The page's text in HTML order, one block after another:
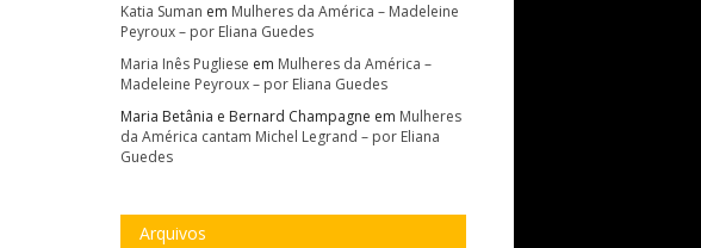
Katia Suman em Mulheres da América – Madeleine
Peyroux – por Eliana Guedes
Maria Inês Pugliese em Mulheres da América –
Madeleine Peyroux – por Eliana Guedes
Maria Betânia e Bernard Champagne em Mulheres
da América cantam Michel Legrand – por Eliana
Guedes
Arquivos